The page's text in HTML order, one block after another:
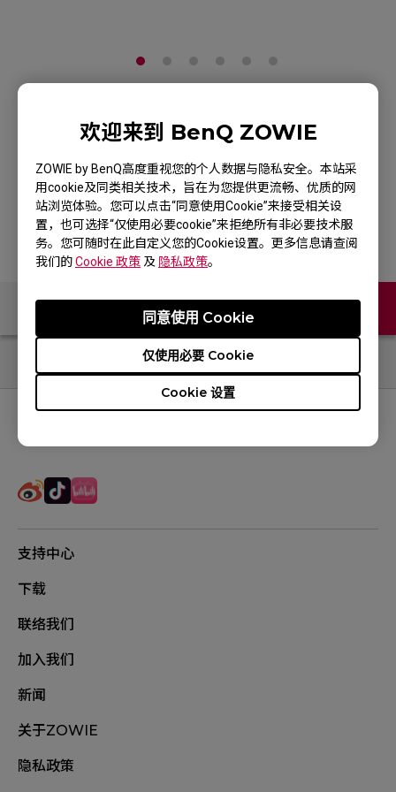
欢迎来到 BenQ ZOWIE
ZOWIE by BenQ高度重视您的个人数据与隐私安全。本站采
用cookie及同类相关技术，旨在为您提供更流畅、优质的网
站浏览体验。您可以点击“同意使用Cookie”来接受相关设
置，也可选择“仅使用必要cookie”来拒绝所有非必要技术服
务。您可随时在此自定义您的Cookie设置。更多信息请查阅
我们的Cookie 政策 及 隐私政策。
Cookie 设置
仅使用必要 Cookie
同意使用 Cookie
ZOWIE H-TR 电竞鼠标
垫
产品页
追踪我们
支持中心
下载
联络我们
加入我们
新闻
关于ZOWIE
隐私政策